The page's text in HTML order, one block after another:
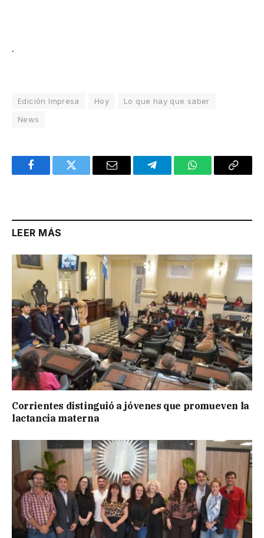
.
Edición Impresa Hoy
Lo que hay que saber
News
FacebookTwitter Email TelegramWhatsAppCopy
LEER MÁS
Corrientes distinguió a jóvenes que promueven la
lactancia materna